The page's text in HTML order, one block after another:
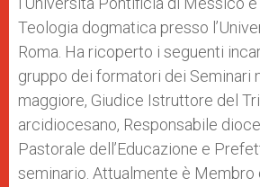
Teologia dogmatica presso
Roma. Ha ricoperto i seguenti
gruppo dei formatori dei Seminari
maggiore, Giudice Istruttore del
arcidiocesano, Responsabile
Pastorale dell’Educazione e
seminario. Attualmente è Membro